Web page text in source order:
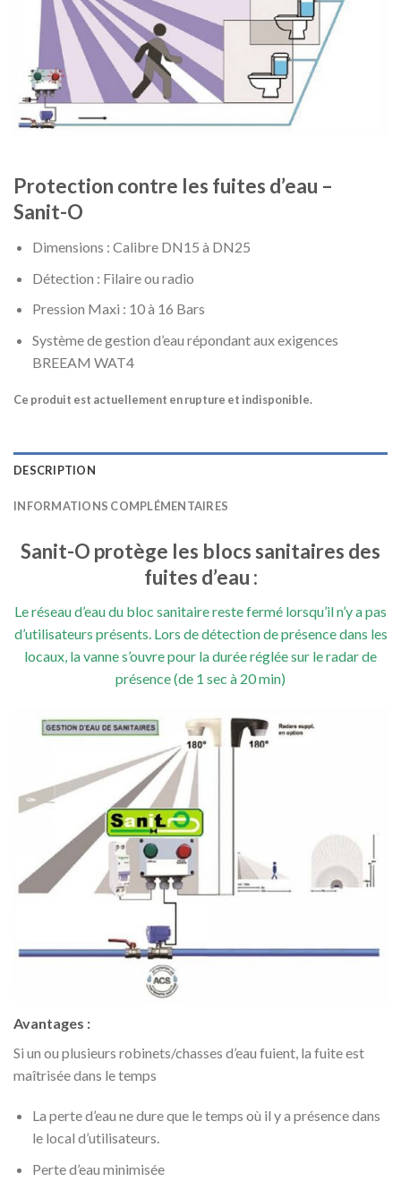
Protection contre les fuites d’eau –
Sanit-O
Dimensions : Calibre DN15 à DN25
Détection : Filaire ou radio
Pression Maxi : 10 à 16 Bars
Système de gestion d’eau répondant aux exigences
BREEAM WAT4
Ce produit est actuellement en rupture et indisponible.
DESCRIPTION
INFORMATIONS COMPLÉMENTAIRES
Sanit-O protège les blocs sanitaires des
fuites d’eau :
Le réseau d’eau du bloc sanitaire reste fermé lorsqu’il n’y a pas
d’utilisateurs présents. Lors de détection de présence dans les
locaux, la vanne s’ouvre pour la durée réglée sur le radar de
présence (de 1 sec à 20 min)
Avantages :
Si un ou plusieurs robinets/chasses d’eau fuient, la fuite est
maîtrisée dans le temps
La perte d’eau ne dure que le temps où il y a présence dans
le local d’utilisateurs.
Perte d’eau minimisée